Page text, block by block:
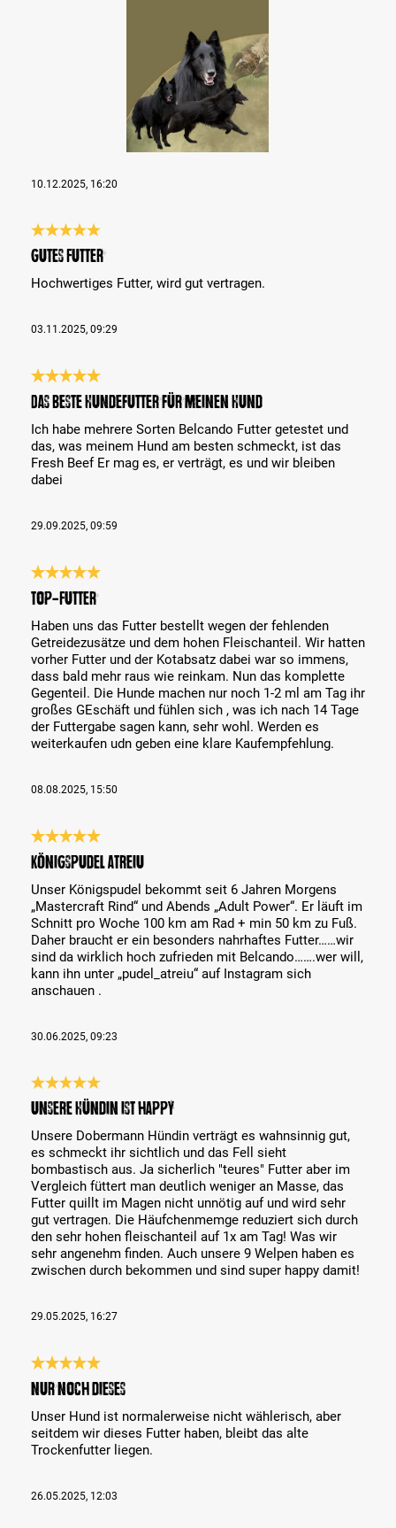
10.12.2025, 16:20
Análise com classificação de 5 de 5 estrelas
Gutes Futter
Hochwertiges Futter, wird gut vertragen.
03.11.2025, 09:29
Análise com classificação de 5 de 5 estrelas
Das beste Hundefutter für meinen Hund
Ich habe mehrere Sorten Belcando Futter getestet und
das, was meinem Hund am besten schmeckt, ist das
Fresh Beef Er mag es, er verträgt, es und wir bleiben
dabei
29.09.2025, 09:59
Análise com classificação de 5 de 5 estrelas
Top-Futter
Haben uns das Futter bestellt wegen der fehlenden
Getreidezusätze und dem hohen Fleischanteil. Wir hatten
vorher Futter und der Kotabsatz dabei war so immens,
dass bald mehr raus wie reinkam. Nun das komplette
Gegenteil. Die Hunde machen nur noch 1-2 ml am Tag ihr
großes GEschäft und fühlen sich , was ich nach 14 Tage
der Futtergabe sagen kann, sehr wohl. Werden es
weiterkaufen udn geben eine klare Kaufempfehlung.
08.08.2025, 15:50
Análise com classificação de 5 de 5 estrelas
Königspudel Atreiu
Unser Königspudel bekommt seit 6 Jahren Morgens
„Mastercraft Rind“ und Abends „Adult Power“. Er läuft im
Schnitt pro Woche 100 km am Rad + min 50 km zu Fuß.
Daher braucht er ein besonders nahrhaftes Futter……wir
sind da wirklich hoch zufrieden mit Belcando…….wer will,
kann ihn unter „pudel_atreiu“ auf Instagram sich
anschauen .
30.06.2025, 09:23
Análise com classificação de 5 de 5 estrelas
Unsere Hündin ist happy
Unsere Dobermann Hündin verträgt es wahnsinnig gut,
es schmeckt ihr sichtlich und das Fell sieht
bombastisch aus. Ja sicherlich "teures" Futter aber im
Vergleich füttert man deutlich weniger an Masse, das
Futter quillt im Magen nicht unnötig auf und wird sehr
gut vertragen. Die Häufchenmemge reduziert sich durch
den sehr hohen fleischanteil auf 1x am Tag! Was wir
sehr angenehm finden. Auch unsere 9 Welpen haben es
zwischen durch bekommen und sind super happy damit!
29.05.2025, 16:27
Análise com classificação de 5 de 5 estrelas
Nur noch dieses
Unser Hund ist normalerweise nicht wählerisch, aber
seitdem wir dieses Futter haben, bleibt das alte
Trockenfutter liegen.
26.05.2025, 12:03